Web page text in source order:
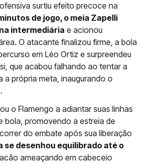
surtiu efeito precoce na
de jogo, o meia Zapelli
intermediária e acionou
O atacante finalizou firme, a bola
em Léo Ortiz e surpreendeu
que acabou falhando ao tentar a
a própria meta, inaugurando o
o Flamengo a adiantar suas linhas
bola, promovendo a estreia de
do embate após sua liberação
se desenhou equilibrado até o
ameaçando em cabeceio